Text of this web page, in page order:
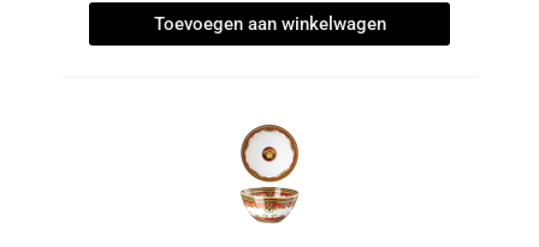
Toevoegen aan winkelwagen